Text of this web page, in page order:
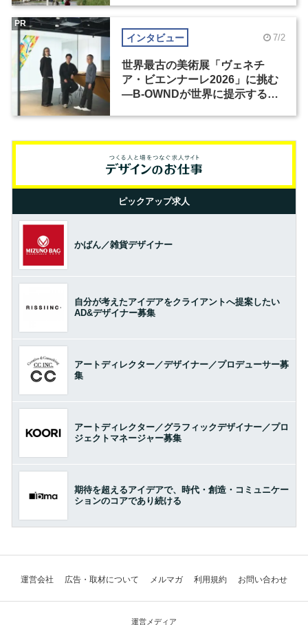
インタビュー 7/2
世界最古の美術展「ヴェネチ
ア・ビエンナーレ2026」に挑む
―B-OWNDが世界に提示する美
PR
ピックアップ求人
かばん／雑貨デザイナー
自分が考えたアイデアをクライアントへ提案したい
AD&デザイナー募集
アートディレクター／デザイナー／プロデューサー募
集
アートディレクター／グラフィックデザイナー／プロ
ジェクトマネージャー募集
期待を超えるアイデアで、時代・創造・コミュニケー
ションのコアであり続ける
運営会社 広告・取材について メルマガ 利用規約 お問い合わせ
運営メディア